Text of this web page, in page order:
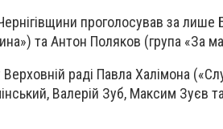
проголосував за
та Антон Поляков (група «За
раді Павла Халімона
Валерій Зуб, Максим Зуєв